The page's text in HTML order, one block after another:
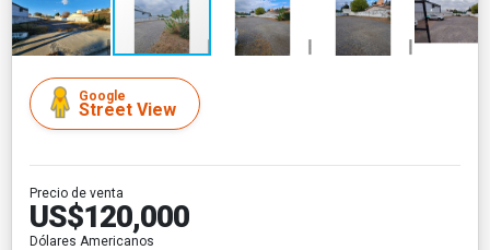
Google
Street View
Precio de venta
US$120,000
Dólares Americanos